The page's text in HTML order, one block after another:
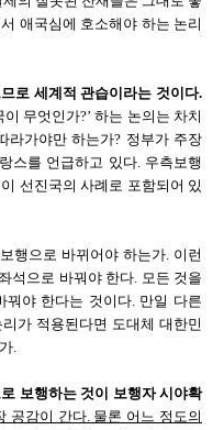
애국심에 호소해야 하는 논리
로 세계적 관습이라는 것이다.
무엇인가?’ 하는 논의는 차치
라가야만 하는가? 정부가 주장
스를 언급하고 있다. 우측보행
선진국의 사례로 포함되어 있
행으로 바뀌어야 하는가. 이런
석으로 바꿔야 한다. 모든 것을
야 한다는 것이다. 만일 다른
가 적용된다면 도대체 대한민
.
보행하는 것이 보행자 시야확
공감이 간다. 물론 어느 정도의